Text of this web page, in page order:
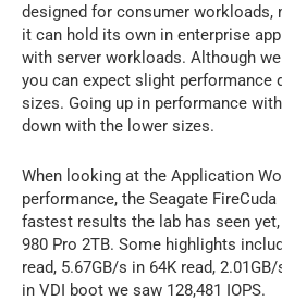
designed for consumer workloads,
it can hold its own in enterprise
with server workloads. Although
you can expect slight performance
sizes. Going up in performance
down with the lower sizes.
When looking at the Application
performance, the Seagate
fastest results the lab has seen
980 Pro 2TB. Some highlights
read, 5.67GB/s in 64K read,
in VDI boot we saw 128,481 IOPS.